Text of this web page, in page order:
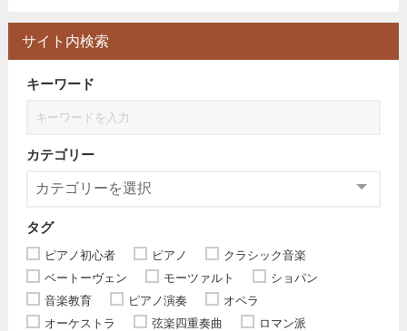
サイト内検索
キーワード
カテゴリー
タグ
ピアノ初心者 ピアノ
クラシック音楽
ベートーヴェン
モーツァルト
ショパン
音楽教育
ピアノ演奏
オペラ
オーケストラ
弦楽四重奏曲 ロマン派